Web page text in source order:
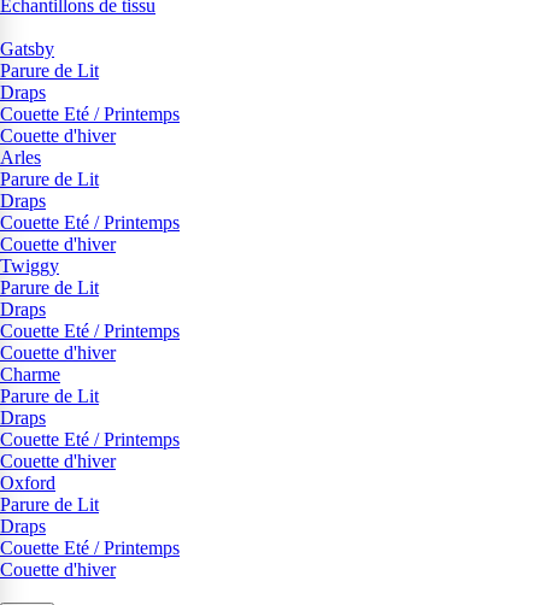
Echantillons de tissu
Gatsby
Parure de Lit
Draps
Couette Eté / Printemps
Couette d'hiver
Arles
Parure de Lit
Draps
Couette Eté / Printemps
Couette d'hiver
Twiggy
Parure de Lit
Draps
Couette Eté / Printemps
Couette d'hiver
Charme
Parure de Lit
Draps
Couette Eté / Printemps
Couette d'hiver
Oxford
Parure de Lit
Draps
Couette Eté / Printemps
Couette d'hiver